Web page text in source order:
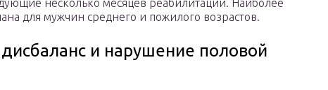
несколько месяцев реабилитации. Наиболее
для мужчин среднего и пожилого возрастов.
и нарушение половой